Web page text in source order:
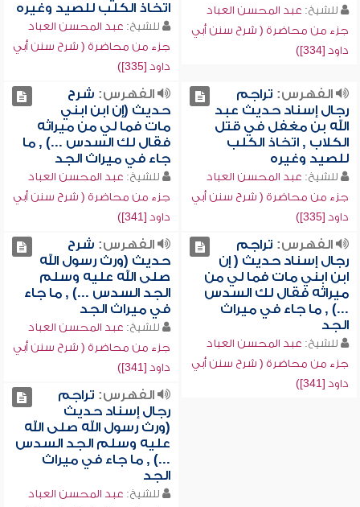
للشيخ: عبد المحسن العباد
جزء من محاضرة ( شرح سنن أبي
داود [334])
اتخاذ الكلب للصيد وغيره
للشيخ: عبد المحسن العباد
جزء من محاضرة ( شرح سنن أبي
داود [335])
الفهرس: تراجم
رجال إسناد حديث عبد
الله بن مغفل في قتل
الكلاب , اتخاذ الكلب
للصيد وغيره
للشيخ: عبد المحسن العباد
جزء من محاضرة ( شرح سنن أبي
داود [335])
الفهرس: شرح
حديث (إن ابن ابني
مات فما لي من ميراثه
فقال لك السدس ...) , ما
جاء في ميراث الجد
للشيخ: عبد المحسن العباد
جزء من محاضرة ( شرح سنن أبي
داود [341])
الفهرس: تراجم
رجال إسناد حديث ( إن
ابن ابني مات فما لي من
ميراثه فقال لك السدس
...) , ما جاء في ميراث
الجد
للشيخ: عبد المحسن العباد
جزء من محاضرة ( شرح سنن أبي
داود [341])
الفهرس: شرح
حديث (ورث رسول الله
صلى الله عليه وسلم
الجد السدس ...) , ما جاء
في ميراث الجد
للشيخ: عبد المحسن العباد
جزء من محاضرة ( شرح سنن أبي
داود [341])
الفهرس: تراجم
رجال إسناد حديث
(ورث رسول الله صلى الله
عليه وسلم الجد السدس
...) , ما جاء في ميراث
الجد
للشيخ: عبد المحسن العباد